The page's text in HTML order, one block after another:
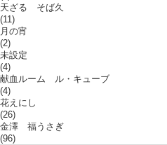
天ざる そば久
(11)
月の宵
(2)
未設定
(4)
献血ルーム ル・キューブ
(4)
花えにし
(26)
金澤 福うさぎ
(96)